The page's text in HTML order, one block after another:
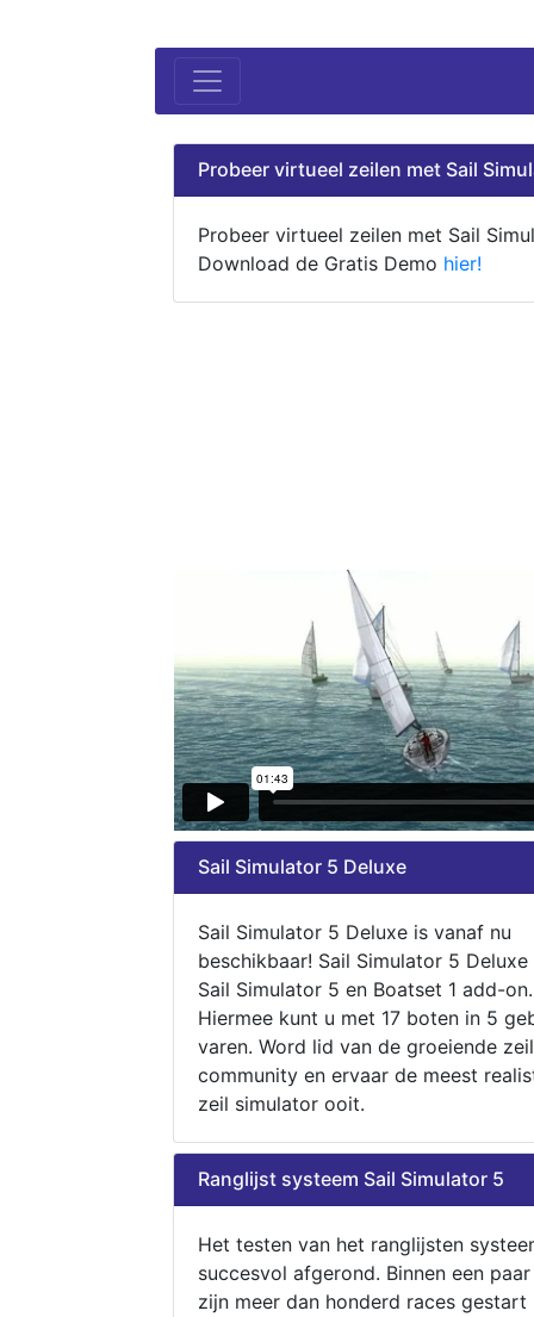
Probeer virtueel zeilen met Sail
Probeer virtueel zeilen met Sail
Download de Gratis Demo hier!
Sail Simulator 5 Deluxe
Sail Simulator 5 Deluxe is vanaf nu
beschikbaar! Sail Simulator 5
Sail Simulator 5 en Boatset 1 add-on.
Hiermee kunt u met 17 boten in 5
varen. Word lid van de groeiende zeil
community en ervaar de meest
zeil simulator ooit.
Ranglijst systeem Sail Simulator 5
Het testen van het ranglijsten
succesvol afgerond. Binnen een
zijn meer dan honderd races gestart